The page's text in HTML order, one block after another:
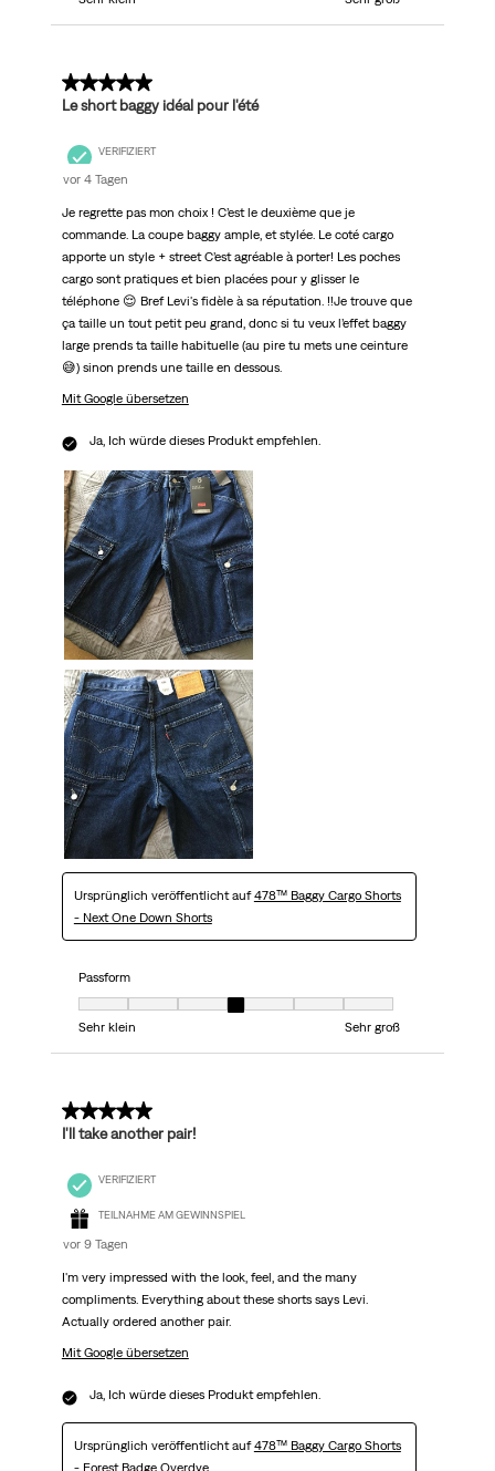
5 von 5 Sternen.
Le short baggy idéal pour l'été
VERIFIZIERT
vor 4 Tagen
Je regrette pas mon choix ! C’est le deuxième que je
commande. La coupe baggy ample, et stylée. Le coté cargo
apporte un style + street C’est agréable à porter! Les poches
cargo sont pratiques et bien placées pour y glisser le
téléphone 😌 Bref Levi's fidèle à sa réputation. ‼️Je trouve que
ça taille un tout petit peu grand, donc si tu veux l’effet baggy
large prends ta taille habituelle (au pire tu mets une ceinture
😅) sinon prends une taille en dessous.
Mit Google übersetzen
Ja, Ich würde dieses Produkt empfehlen.
Ursprünglich veröffentlicht auf478™ Baggy Cargo Shorts
- Next One Down Shorts
Passform
Passform, 4 von 7, wobei 1 gleich Sehr klein ist und 7 gleich Sehr groß
Sehr klein
Sehr groß
5 von 5 Sternen.
I'll take another pair!
VERIFIZIERT
TEILNAHME AM GEWINNSPIEL
vor 9 Tagen
I'm very impressed with the look, feel, and the many
compliments. Everything about these shorts says Levi.
Actually ordered another pair.
Mit Google übersetzen
Ja, Ich würde dieses Produkt empfehlen.
Ursprünglich veröffentlicht auf478™ Baggy Cargo Shorts
- Forest Badge Overdye